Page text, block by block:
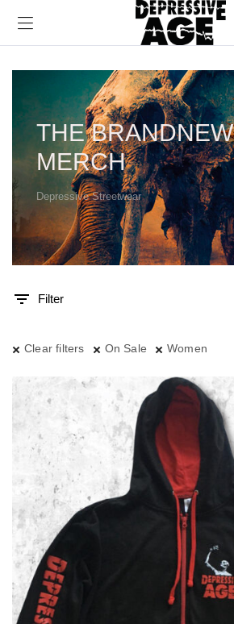
THE BRANDNEW
MERCH
Depressive Streetwear
Filter
Clear filters On Sale Women